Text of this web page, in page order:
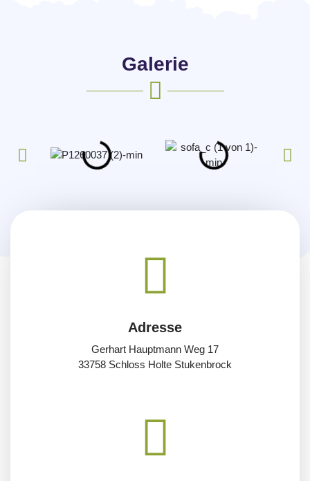
Galerie
Adresse
Gerhart Hauptmann Weg 17
33758 Schloss Holte Stukenbrock